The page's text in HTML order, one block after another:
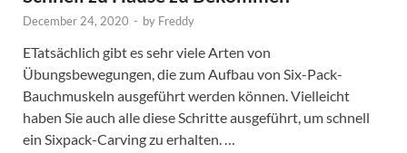
December 24, 2020 - by Freddy
ETatsächlich gibt es sehr viele Arten von
Übungsbewegungen, die zum Aufbau von Six-Pack-
Bauchmuskeln ausgeführt werden können. Vielleicht
haben Sie auch alle diese Schritte ausgeführt, um schnell
ein Sixpack-Carving zu erhalten. …